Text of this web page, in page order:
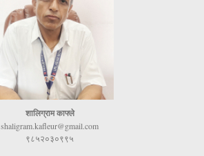
शालिग्राम काफ्ले
shaligram.kafleur@gmail.com
९८५२०३०९९५